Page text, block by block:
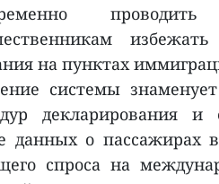
на пунктах
системы
декларирования и
данных о пассажирах
спроса на